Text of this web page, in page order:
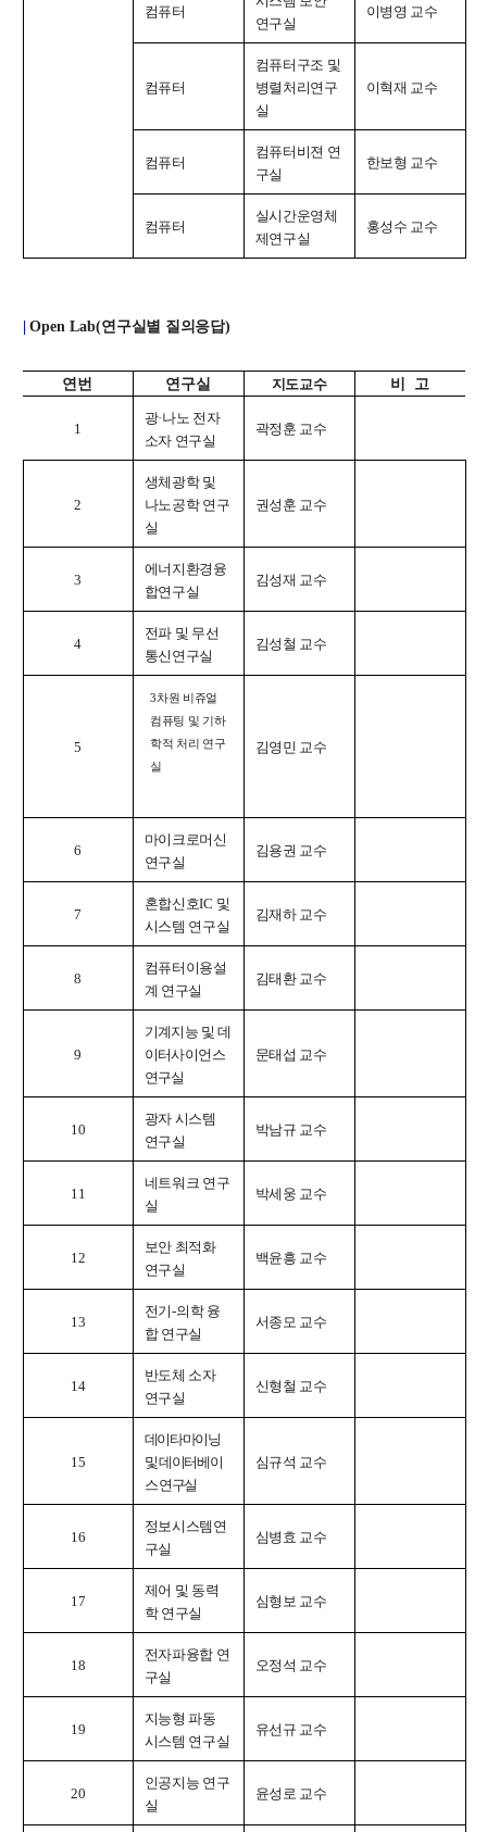
컴퓨터
연구실
이병영 교수
컴퓨터
컴퓨터구조 및
병렬처리연구
실
이혁재 교수
컴퓨터
컴퓨터비젼 연
구실
한보형 교수
컴퓨터
실시간운영체
제연구실
홍성수 교수
Open Lab(연구실별 질의응답)
연번 연구실 지도교수 비 고
1
광·나노 전자
소자 연구실
곽정훈 교수
2
생체광학 및
나노공학 연구
실
권성훈 교수
3
에너지환경융
합연구실
김성재 교수
4
전파 및 무선
통신연구실
김성철 교수
5
3차원 비쥬얼
컴퓨팅 및 기하
학적 처리 연구
실
김영민 교수
6
마이크로머신
연구실
김용권 교수
7
혼합신호IC 및
시스템 연구실
김재하 교수
8
컴퓨터이용설
계 연구실
김태환 교수
9
기계지능 및 데
이터사이언스
연구실
문태섭 교수
10
광자 시스템
연구실
박남규 교수
11
네트워크 연구
실
박세웅 교수
12
보안 최적화
연구실
백윤흥 교수
13
전기-의학 융
합 연구실
서종모 교수
14
반도체 소자
연구실
신형철 교수
15
데이타마이닝
및 데이터베이
스 연구실
심규석 교수
16
정보시스템연
구실
심병효 교수
17
제어 및 동력
학 연구실
심형보 교수
18
전자파융합 연
구실
오정석 교수
19
지능형 파동
시스템 연구실
유선규 교수
20
인공지능 연구
실
윤성로 교수